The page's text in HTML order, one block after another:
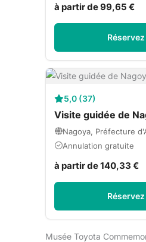
à partir de 99,65 €
5,0 (37)
Visite guidée de
Nagoya, Préfecture
Annulation gratuite
à partir de 140,33 €
Musée Toyota